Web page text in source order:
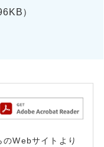
）
Webサイトより